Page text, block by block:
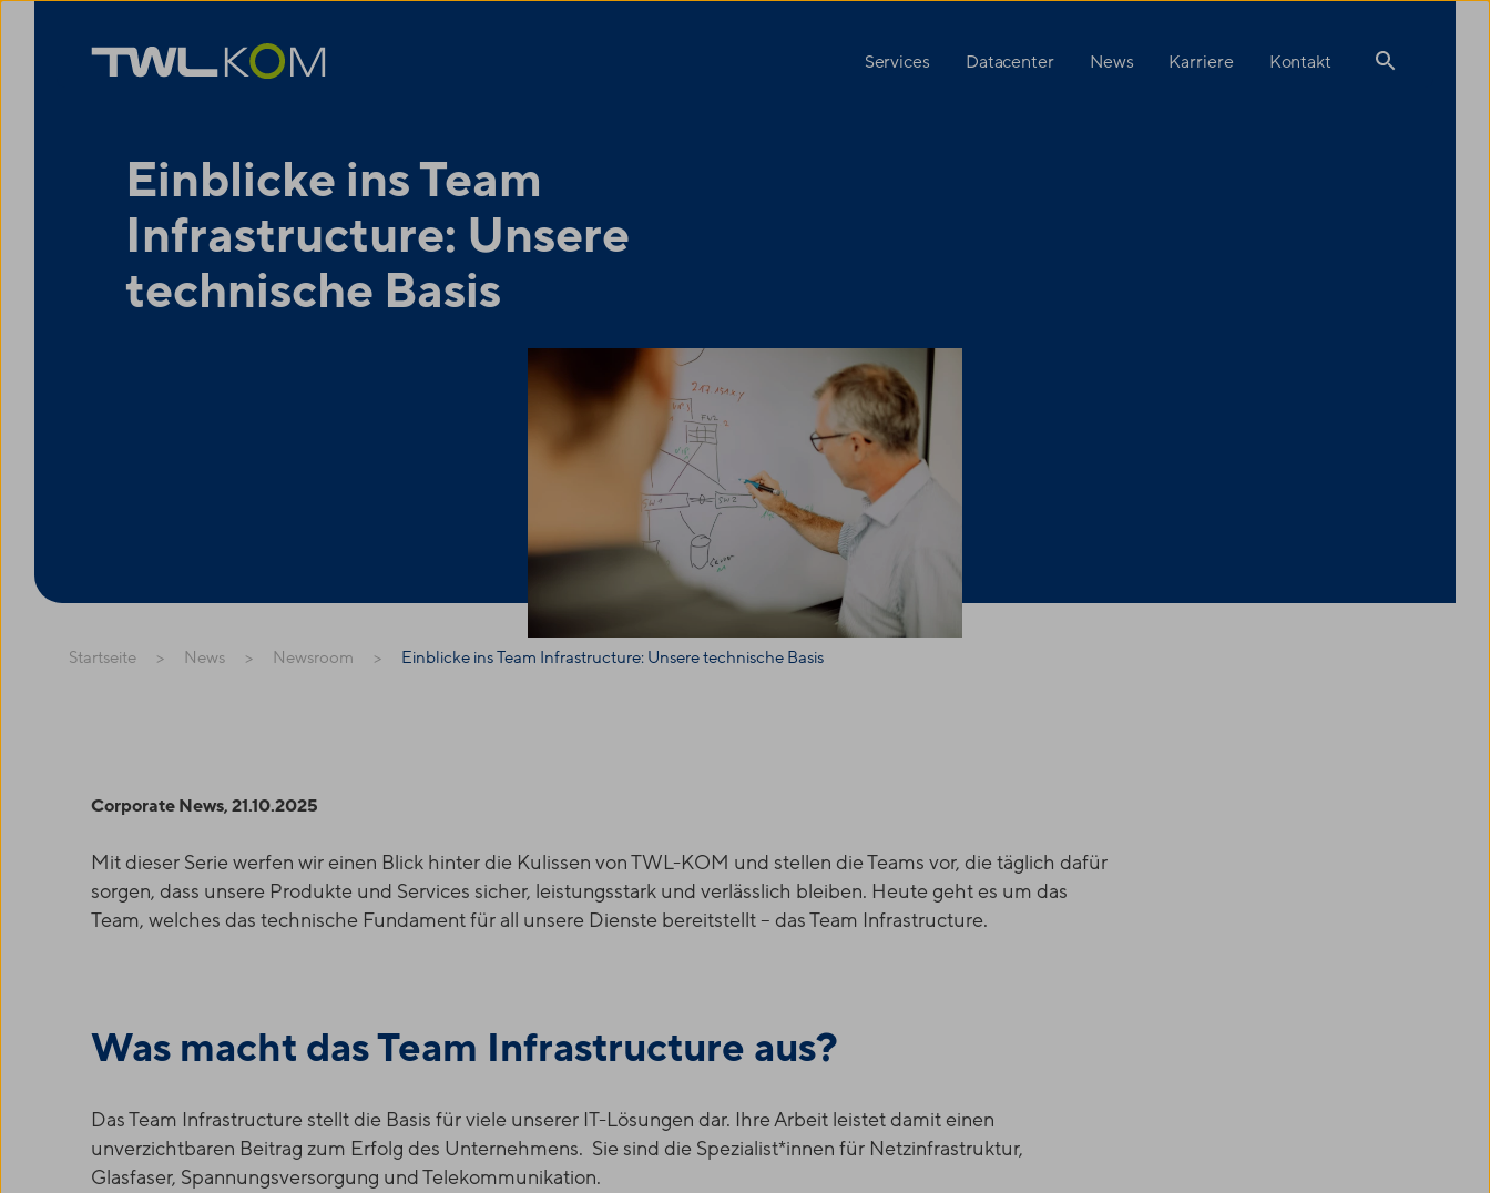
Services Datacenter News Karriere Kontakt
Einblicke ins Team
Infrastructure: Unsere
technische Basis
Startseite News Newsroom Einblicke ins Team Infrastructure: Unsere technische Basis
Corporate News, 21.10.2025
Mit dieser Serie werfen wir einen Blick hinter die Kulissen vonTWL-KOM und stellen die Teams vor, die täglich dafür
sorgen, dass unsere Produkte und Services sicher, leistungsstark und verlässlich bleiben. Heute geht es um das
Team, welches das technische Fundament für all unsere Dienste bereitstellt – das Team Infrastructure.
Was macht das Team Infrastructure aus?
Das Team Infrastructure stellt die Basis für viele unserer IT-Lösungen dar. Ihre Arbeit leistet damit einen
unverzichtbaren Beitrag zum Erfolg des Unternehmens. Sie sind die Spezialist*innen für Netzinfrastruktur,
Glasfaser, Spannungsversorgung und Telekommunikation.